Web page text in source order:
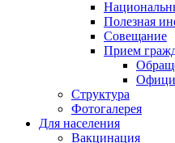
Полезная
Совещание
Прием
Структура
Фотогалерея
Для населения
Вакцинация